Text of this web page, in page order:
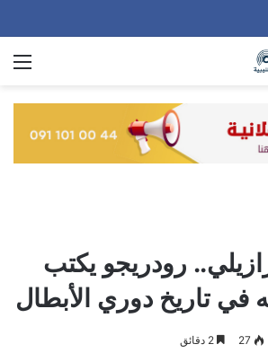
رودريجو يكتب
تاريخ دوري الأبطال
27